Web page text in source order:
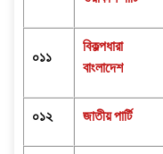
০১১
বিকল্পধারা
বাংলাদেশ
০১২ জাতীয় পার্টি